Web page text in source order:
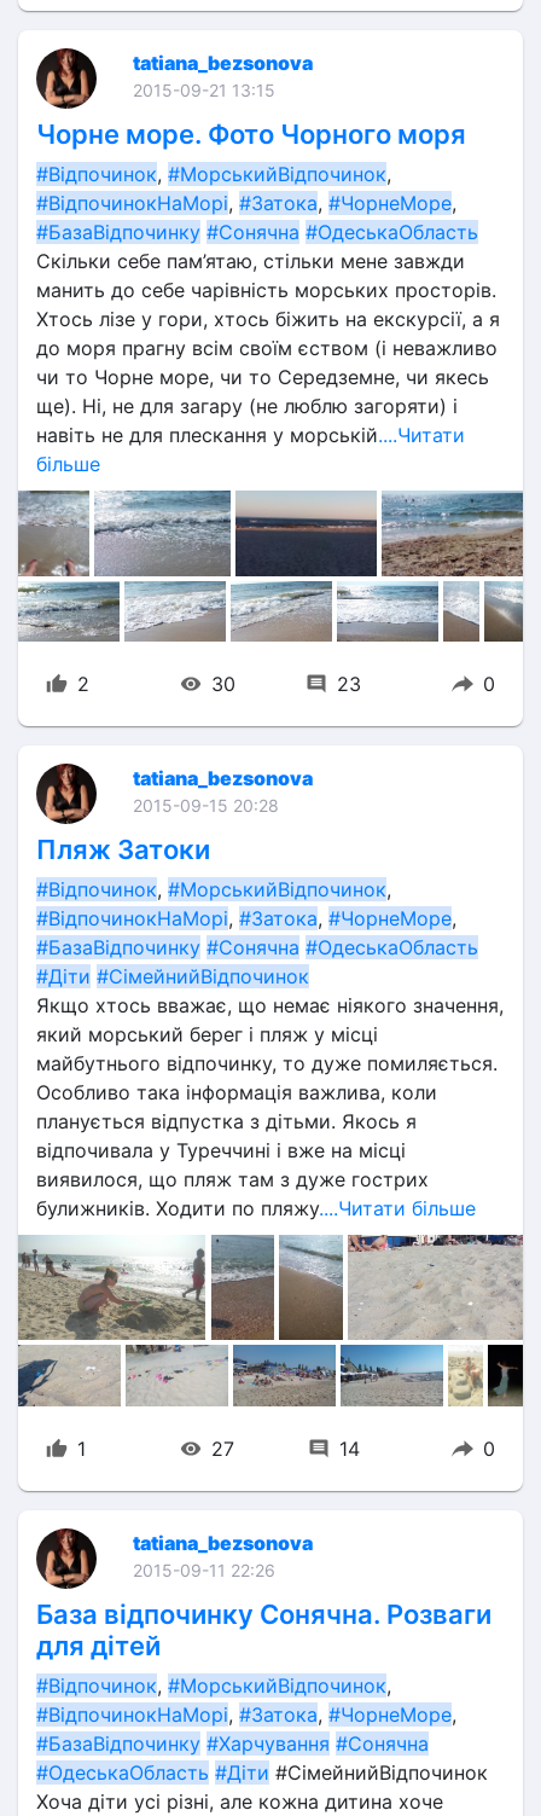
tatiana_bezsonova
2015-09-21 13:15
Чорне море. Фото Чорного моря
#Відпочинок, #МорськийВідпочинок
#ВідпочинокНаМорі, #Затока, #ЧорнеМоре
#БазаВідпочинку #Сонячна #ОдеськаОбласть
Скільки себе пам’ятаю, стільки мене завжди
манить до себе чарівність морських просторів.
Хтось лізе у гори, хтось біжить на екскурсії, а я
до моря прагну всім своїм єством (і неважливо
чи то Чорне море, чи то Середземне, чи якесь
ще). Ні, не для загару (не люблю загоряти) і
навіть не для плескання у морській....Читати
більше
2 30 23 0
tatiana_bezsonova
2015-09-15 20:28
Пляж Затоки
#Відпочинок, #МорськийВідпочинок
#ВідпочинокНаМорі, #Затока, #ЧорнеМоре
#БазаВідпочинку #Сонячна #ОдеськаОбласть
#Діти #СімейнийВідпочинок
Якщо хтось вважає, що немає ніякого значення,
який морський берег і пляж у місці
майбутнього відпочинку, то дуже помиляється.
Особливо така інформація важлива, коли
планується відпустка з дітьми. Якось я
відпочивала у Туреччині і вже на місці
виявилося, що пляж там з дуже гострих
булижників. Ходити по пляжу....Читати більше
1 27 14 0
tatiana_bezsonova
2015-09-11 22:26
База відпочинку Сонячна. Розваги
для дітей
#Відпочинок, #МорськийВідпочинок
#ВідпочинокНаМорі, #Затока, #ЧорнеМоре
#БазаВідпочинку #Харчування #Сонячна
#ОдеськаОбласть #Діти #СімейнийВідпочинок
Хоча діти усі різні, але кожна дитина хоче